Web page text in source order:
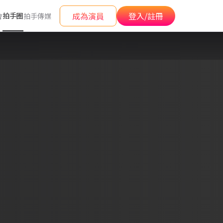
拍手圈拍手傳媒 成為演員 登入/註冊